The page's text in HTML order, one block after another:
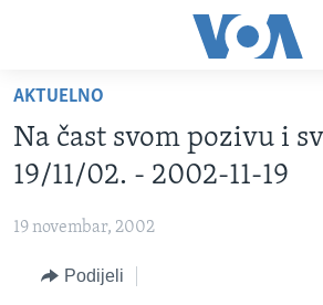
glavni
sadržaj
Pređi
na
glavnu
VIDEO
VIJESTI
SJEDINJENE AMERIČKE DRŽAVE
NAUKA I TEHNOLOGIJA
AKTUELNO
Na čast svom pozivu i
19/11/02. - 2002-11-19
19 novembar, 2002
Podijeli